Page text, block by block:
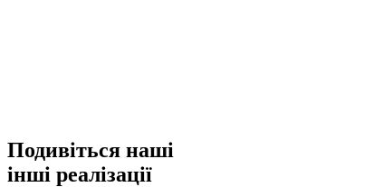
Подивіться наші
інші реалізації